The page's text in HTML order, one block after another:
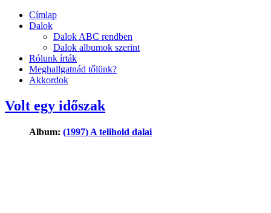
Címlap
Dalok
Dalok ABC rendben
Dalok albumok szerint
Rólunk írták
Meghallgatnád tőlünk?
Akkordok
Volt egy időszak
Album: (1997) A telihold dalai